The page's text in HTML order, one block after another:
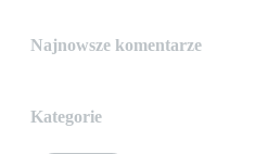
Najnowsze komentarze
Kategorie